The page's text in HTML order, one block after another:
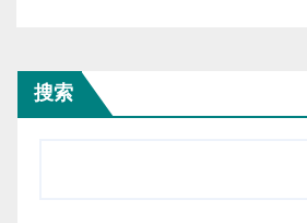
搜索